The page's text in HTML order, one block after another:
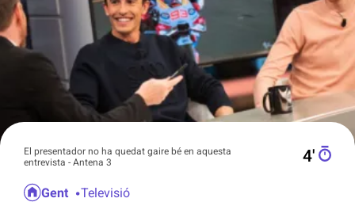
El presentador no ha quedat gaire bé en aquesta
entrevista - Antena 3
4′
Gent Televisió